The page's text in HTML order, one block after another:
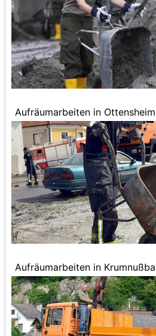
Aufräumarbeiten in
Aufräumarbeiten in